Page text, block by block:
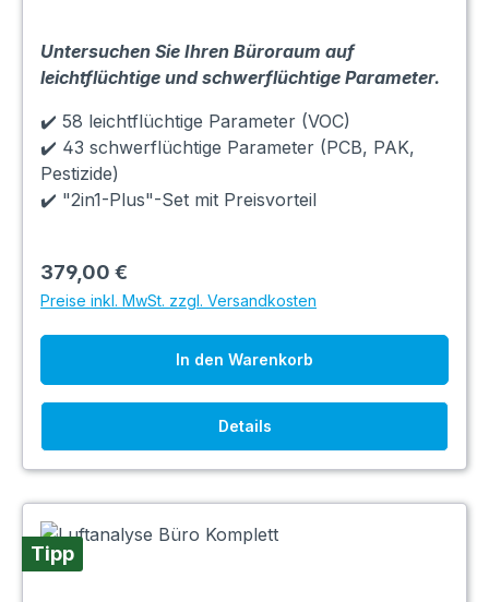
Untersuchen Sie Ihren Büroraum auf
leichtflüchtige und schwerflüchtige Parameter.
✔️ 58 leichtflüchtige Parameter (VOC)
✔️ 43 schwerflüchtige Parameter (PCB, PAK,
Pestizide)
✔️ "2in1-Plus"-Set mit Preisvorteil
379,00 €
Preise inkl. MwSt. zzgl. Versandkosten
In den Warenkorb
Details
Tipp